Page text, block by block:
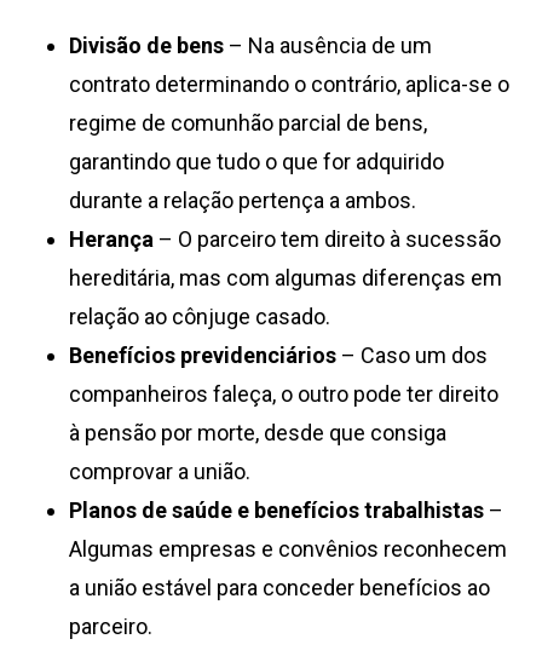
Divisão de bens– Na ausência de um
contrato determinando o contrário, aplica-se o
regime de comunhão parcial de bens,
garantindo que tudo o que for adquirido
durante a relação pertença a ambos.
Herança – O parceiro tem direito à sucessão
hereditária, mas com algumas diferenças em
relação ao cônjuge casado.
Benefícios previdenciários– Caso um dos
companheiros faleça, o outro pode ter direito
à pensão por morte, desde que consiga
comprovar a união.
Planos de saúde e benefícios trabalhistas–
Algumas empresas e convênios reconhecem
a união estável para conceder benefícios ao
parceiro.